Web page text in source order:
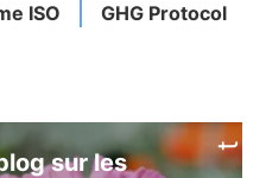
ISO GHG Protocol
sur les